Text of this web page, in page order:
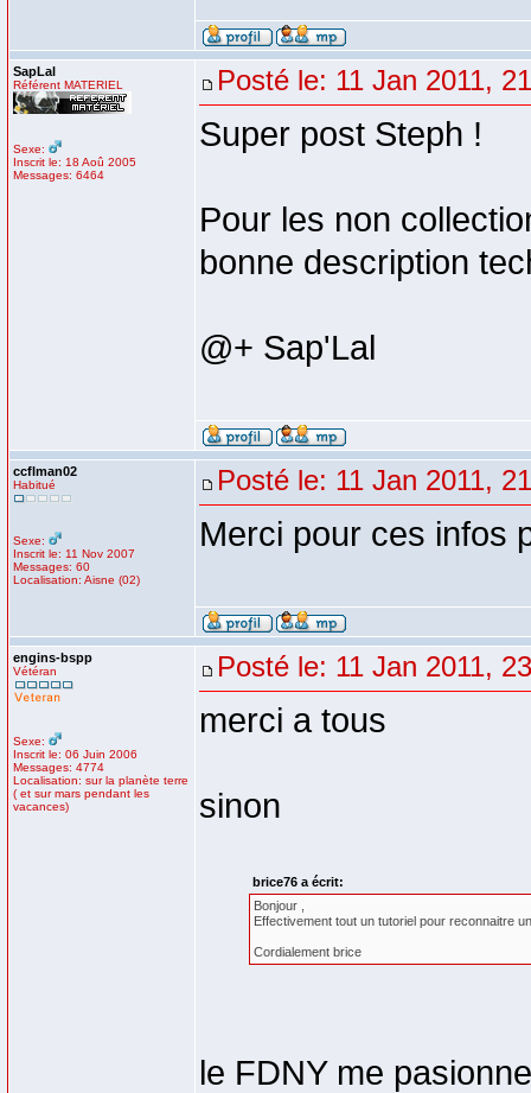
SapLal
Référent MATERIEL
Sexe:
Inscrit le: 18 Aoû 2005
Messages: 6464
Posté le: 11 Jan 2011,
Super post Steph !
Pour les non
bonne description
@+ Sap'Lal
ccflman02
Habitué
Sexe:
Inscrit le: 11 Nov 2007
Messages: 60
Localisation: Aisne (02)
Posté le: 11 Jan 2011,
Merci pour ces infos
engins-bspp
Vétéran
Sexe:
Inscrit le: 06 Juin 2006
Messages: 4774
Localisation: sur la planète terre
( et sur mars pendant les
vacances)
Posté le: 11 Jan 2011,
merci a tous
sinon
brice76 a écrit:
Bonjour ,
Effectivement tout un tutoriel pour reconnaitre
Cordialement brice
le FDNY me